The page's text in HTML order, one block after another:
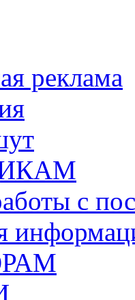
реклама
с